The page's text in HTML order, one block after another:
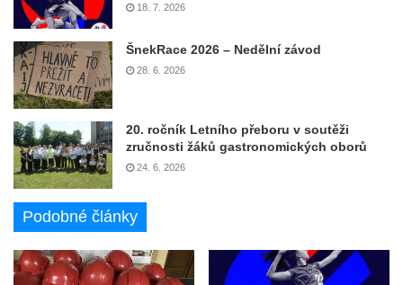
18. 7. 2026
ŠnekRace 2026 – Nedělní závod
28. 6. 2026
20. ročník Letního přeboru v soutěži
zručnosti žáků gastronomických oborů
24. 6. 2026
Podobné články